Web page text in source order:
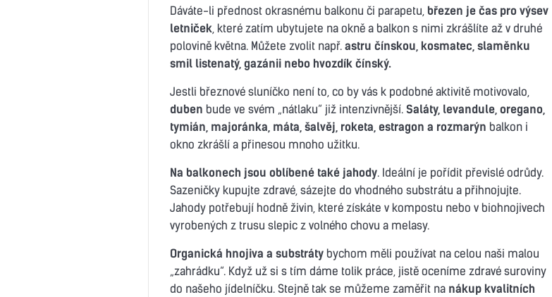
Dáváte-li přednost okrasnému balkonu či parapetu,březen je čas pro výsev
letniček, které zatím ubytujete na okně a balkon s nimi zkrášlíte až v druhé
polovině května. Můžete zvolit např. astru čínskou, kosmatec, slaměnku
smil listenatý, gazánii nebo hvozdík čínský.
Jestli březnové sluníčko není to, co by vás k podobné aktivitě motivovalo,
duben bude ve svém „nátlaku“ již intenzivnější. Saláty, levandule, oregano,
tymián, majoránka, máta, šalvěj, roketa, estragon a rozmarýn balkon i
okno zkrášlí a přinesou mnoho užitku.
Na balkonech jsou oblíbené také jahody. Ideální je pořídit převislé odrůdy.
Sazeničky kupujte zdravé, sázejte do vhodného substrátu a přihnojujte.
Jahody potřebují hodně živin, které získáte v kompostu nebo v biohnojivech
vyrobených z trusu slepic z volného chovu a melasy.
Organická hnojiva a substrátybychom měli používat na celou naši malou
„zahrádku“. Když už si s tím dáme tolik práce, jistě oceníme zdravé suroviny
do našeho jídelníčku. Stejně tak se můžeme zaměřit na nákup kvalitních